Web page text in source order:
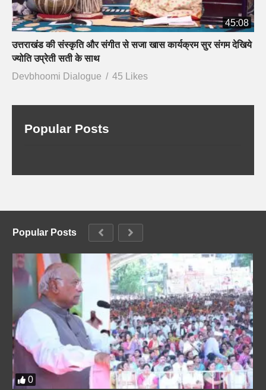
45:08
उत्तराखंड की संस्कृति और संगीत से सजा खास कार्यक्रम सुर संगम देखिये
ज्योति उप्रेती सती के साथ
Devbhoomi Dialogue
45 Likes
Popular Posts
Popular Posts
0